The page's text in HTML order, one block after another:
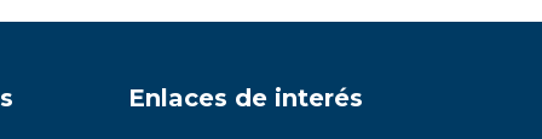
Enlaces de interés